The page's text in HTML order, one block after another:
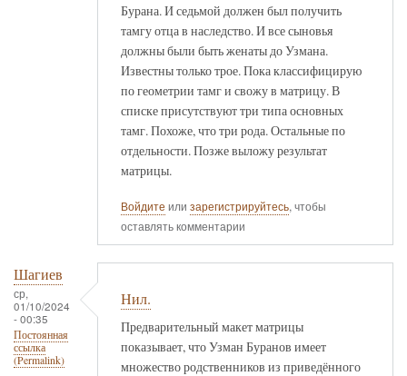
Бурана. И седьмой должен был получить
тамгу отца в наследство. И все сыновья
должны были быть женаты до Узмана.
Известны только трое. Пока классифицирую
по геометрии тамг и свожу в матрицу. В
списке присутствуют три типа основных
тамг. Похоже, что три рода. Остальные по
отдельности. Позже выложу результат
матрицы.
Войдите или зарегистрируйтесь, чтобы
оставлять комментарии
Шагиев
ср,
01/10/2024
- 00:35
Постоянная
ссылка
(Permalink)
Нил.
Предварительный макет матрицы
показывает, что Узман Буранов имеет
множество родственников из приведённого